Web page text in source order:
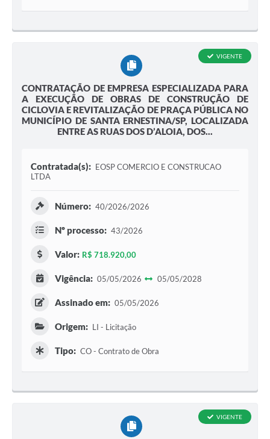
CONTRATAÇÃO DE EMPRESA ESPECIALIZADA PARA
A EXECUÇÃO DE OBRAS DE CONSTRUÇÃO DE
CICLOVIA E REVITALIZAÇÃO DE PRAÇA PÚBLICA NO
MUNICÍPIO DE SANTA ERNESTINA/SP, LOCALIZADA
ENTRE AS RUAS DOS D’ALOIA, DOS...
VIGENTE
Contratada(s): EOSP COMERCIO E CONSTRUCAO
LTDA
Número: 40/2026/2026
Nº processo: 43/2026
Valor: R$ 718.920,00
Vigência: 05/05/2026 05/05/2028
Assinado em: 05/05/2026
Origem: LI - Licitação
Tipo: CO - Contrato de Obra
VIGENTE